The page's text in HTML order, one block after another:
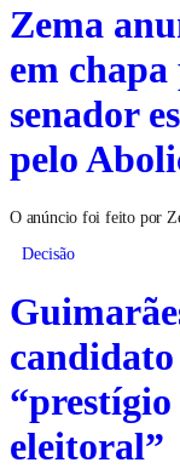
Zema
em
senador
pelo
O anúncio foi feito por
Decisão
candidato
“prestígio
eleitoral”